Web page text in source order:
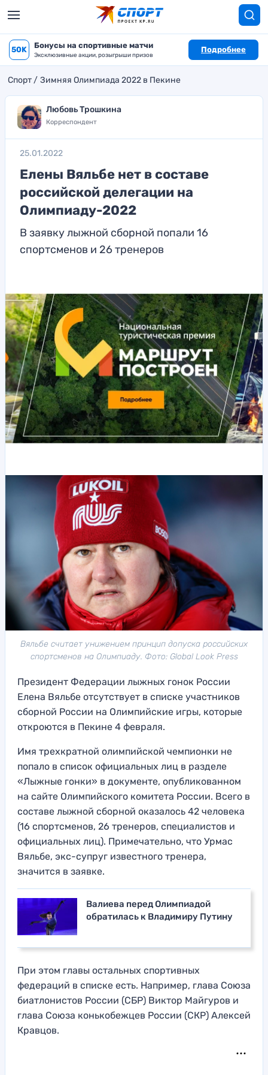
50K Бонусы на спортивные матчи
Эксклюзивные акции, розыгрыши призов
Подробнее
Спорт Зимняя Олимпиада 2022 в Пекине
Любовь Трошкина
Корреспондент
25.01.2022
Елены Вяльбе нет в составе
российской делегации на
Олимпиаду-2022
В заявку лыжной сборной попали 16
спортсменов и 26 тренеров
Вяльбе считает унижением принцип допуска российских
спортсменов на Олимпиаду. Фото: Global Look Press
Президент Федерации лыжных гонок России
Елена Вяльбе отсутствует в списке участников
сборной России на Олимпийские игры, которые
откроются в Пекине 4 февраля.
Имя трехкратной олимпийской чемпионки не
попало в список официальных лиц в разделе
«Лыжные гонки» в документе, опубликованном
на сайте Олимпийского комитета России. Всего в
составе лыжной сборной оказалось 42 человека
(16 спортсменов, 26 тренеров, специалистов и
официальных лиц). Примечательно, что Урмас
Вяльбе, экс-супруг известного тренера,
значится в заявке.
Валиева перед Олимпиадой
обратилась к Владимиру Путину
При этом главы остальных спортивных
федераций в списке есть. Например, глава Союза
биатлонистов России (СБР) Виктор Майгуров и
глава Союза конькобежцев России (СКР) Алексей
Кравцов.